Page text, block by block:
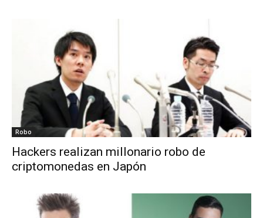
Robo
Hackers realizan millonario robo de
criptomonedas en Japón